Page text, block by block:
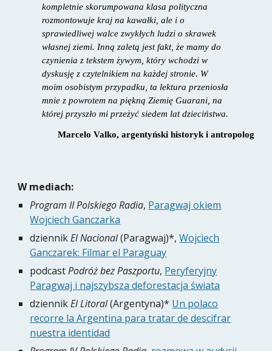
kompletnie skorumpowana klasa polityczna
rozmontowuje kraj na kawałki, ale i o
sprawiedliwej walce zwykłych ludzi o skrawek
własnej ziemi. Inną zaletą jest fakt, że mamy do
czynienia z tekstem żywym, który wchodzi w
dyskusję z czytelnikiem na każdej stronie. W
moim osobistym przypadku, ta lektura przeniosła
mnie z powrotem na piękną Ziemię Guarani, na
której przyszło mi przeżyć siedem lat dzieciństwa.
Marcelo Valko, argentyński historyk i antropolog
W mediach:
Program II Polskiego Radia, Paragwaj okiem
Wojciech Ganczarka
dziennikEl Nacional(Paragwaj)*,Wojciech
Ganczarek: Filmar el Paraguay
podcastPodróż bez Paszportu, Peryferyjny
Paragwaj i najszybsza deforestacja świata
dziennikEl Litoral(Argentyna)* Un polaco
recorre la Argentina para tratar de descifrar
nuestra identidad